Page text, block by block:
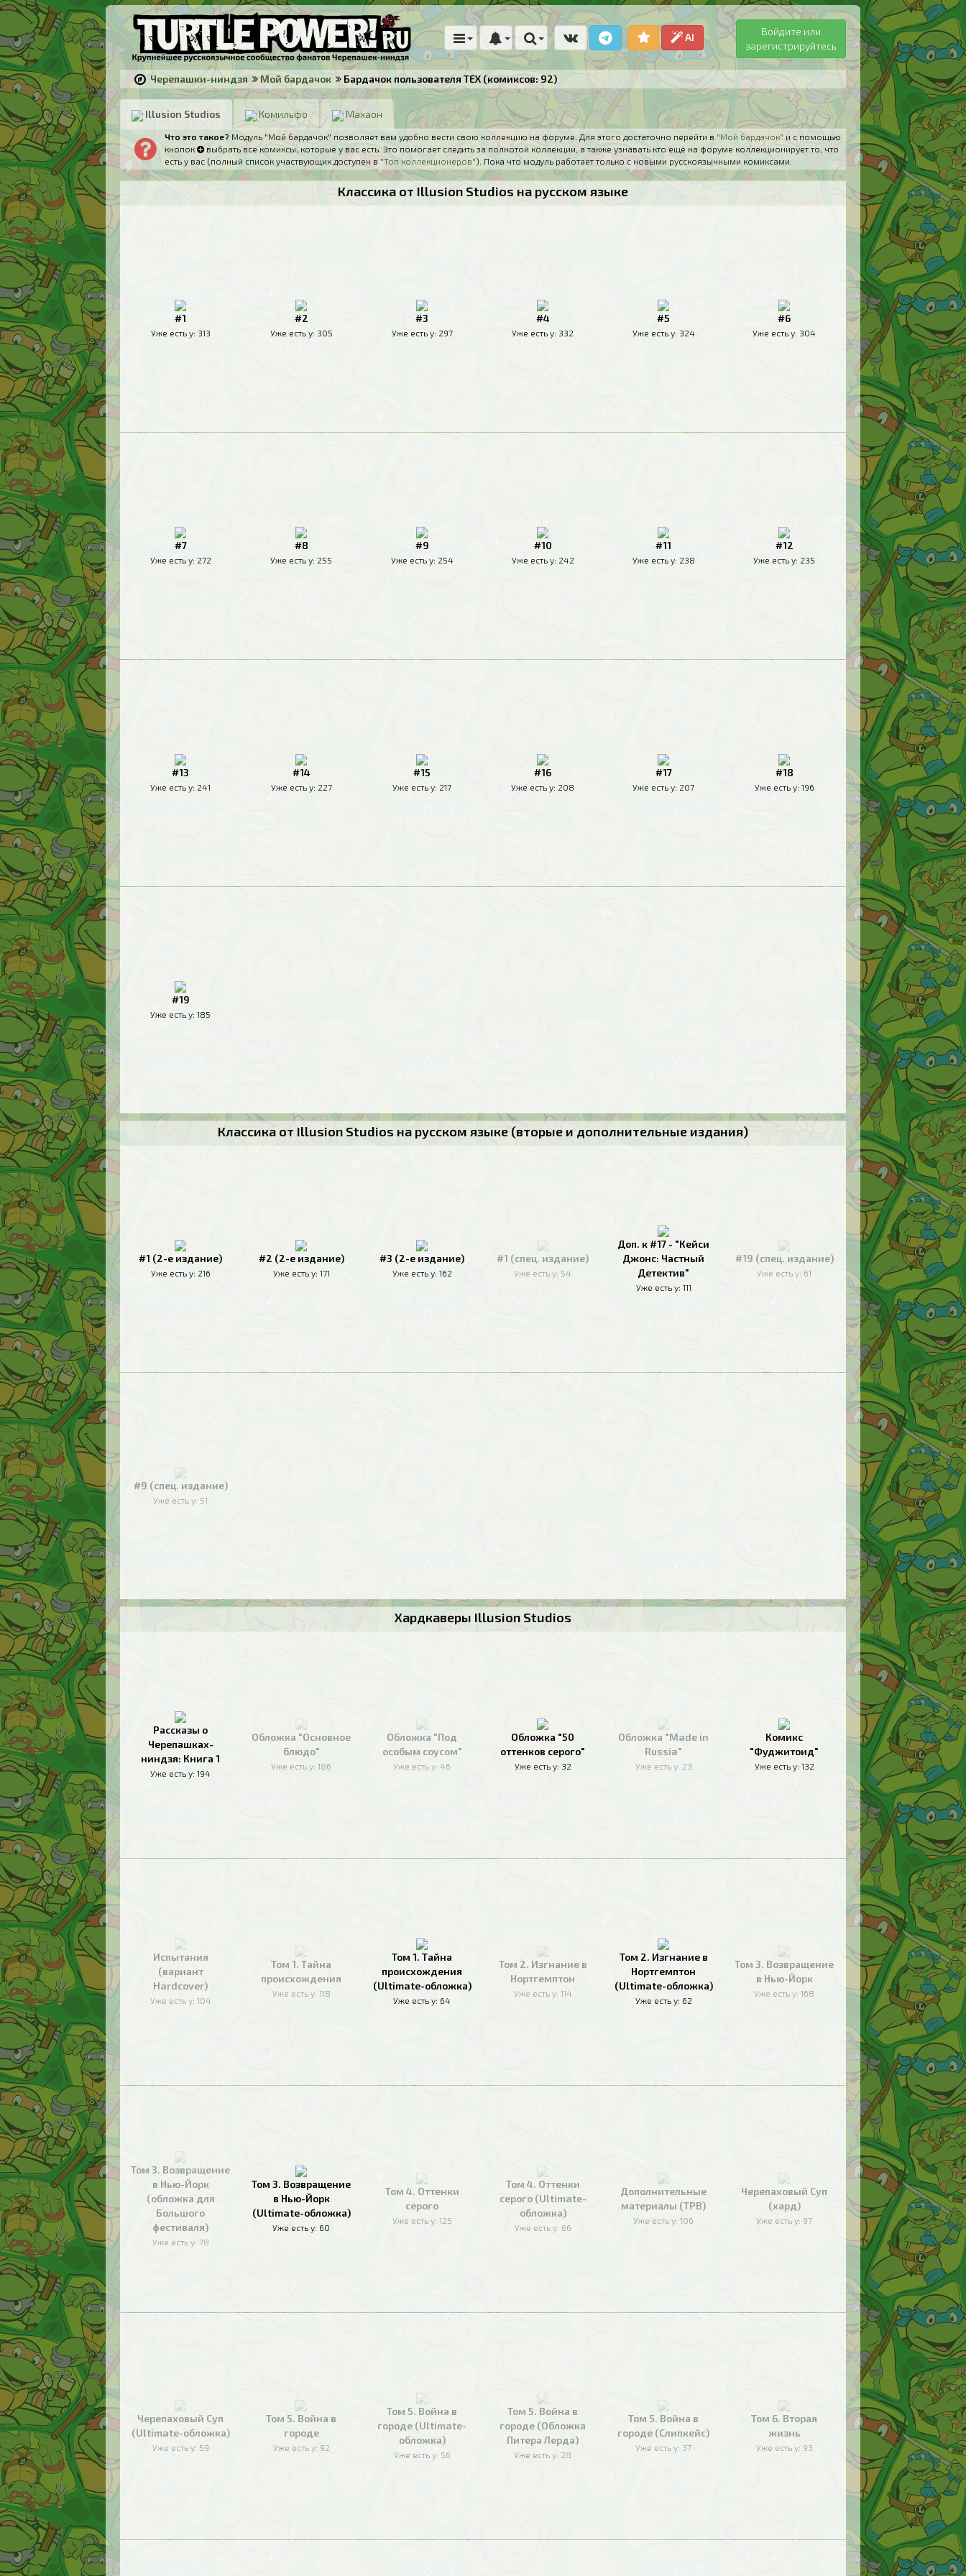
AI
Войдите или
зарегистрируйтесь
Черепашки-ниндзя Мой бардачок Бардачок пользователя TEX (комиксов: 92)
Illusion Studios Комильфо Махаон
Что это такое? Модуль "Мой бардачок" позволяет вам удобно вести свою коллекцию на форуме. Для этого достаточно перейти в "Мой бардачок" и с помощью
кнопок
выбрать все комиксы, которые у вас есть. Это помогает следить за полнотой коллекции, а также узнавать кто ещё на форуме коллекционирует то, что
есть у вас (полный список участвующих доступен в "Топ коллекционеров"). Пока что модуль работает только с новыми русскоязычными комиксами.
Классика от Illusion Studios на русском языке
#1
Уже есть у: 313
#2
Уже есть у: 305
#3
Уже есть у: 297
#4
Уже есть у: 332
#5
Уже есть у: 324
#6
Уже есть у: 304
#7
Уже есть у: 272
#8
Уже есть у: 255
#9
Уже есть у: 254
#10
Уже есть у: 242
#11
Уже есть у: 238
#12
Уже есть у: 235
#13
Уже есть у: 241
#14
Уже есть у: 227
#15
Уже есть у: 217
#16
Уже есть у: 208
#17
Уже есть у: 207
#18
Уже есть у: 196
#19
Уже есть у: 185
Классика от Illusion Studios на русском языке (вторые и дополнительные издания)
#1 (2-е издание)
Уже есть у: 216
#2 (2-е издание)
Уже есть у: 171
#3 (2-е издание)
Уже есть у: 162
#1 (спец. издание)
Уже есть у: 54
Доп. к #17 - "Кейси
Джонс: Частный
Детектив"
Уже есть у: 111
#19 (спец. издание)
Уже есть у: 61
#9 (спец. издание)
Уже есть у: 51
Хардкаверы Illusion Studios
Рассказы о
Черепашках-
ниндзя: Книга 1
Уже есть у: 194
Обложка "Основное
блюдо"
Уже есть у: 186
Обложка "Под
особым соусом"
Уже есть у: 46
Обложка "50
оттенков серого"
Уже есть у: 32
Обложка "Made in
Russia"
Уже есть у: 23
Комикс
"Фуджитоид"
Уже есть у: 132
Испытания
(вариант
Hardcover)
Уже есть у: 104
Том 1. Тайна
происхождения
Уже есть у: 118
Том 1. Тайна
происхождения
(Ultimate-обложка)
Уже есть у: 64
Том 2. Изгнание в
Нортгемптон
Уже есть у: 114
Том 2. Изгнание в
Нортгемптон
(Ultimate-обложка)
Уже есть у: 62
Том 3. Возвращение
в Нью-Йорк
Уже есть у: 168
Том 3. Возвращение
в Нью-Йорк
(обложка для
Большого
фестиваля)
Уже есть у: 78
Том 3. Возвращение
в Нью-Йорк
(Ultimate-обложка)
Уже есть у: 60
Том 4. Оттенки
серого
Уже есть у: 125
Том 4. Оттенки
серого (Ultimate-
обложка)
Уже есть у: 66
Дополнительные
материалы (TPB)
Уже есть у: 106
Черепаховый Суп
(хард)
Уже есть у: 97
Черепаховый Суп
(Ultimate-обложка)
Уже есть у: 59
Том 5. Война в
городе
Уже есть у: 92
Том 5. Война в
городе (Ultimate-
обложка)
Уже есть у: 56
Том 5. Война в
городе (Обложка
Питера Лерда)
Уже есть у: 28
Том 5. Война в
городе (Слипкейс)
Уже есть у: 37
Том 6. Вторая
жизнь
Уже есть у: 93